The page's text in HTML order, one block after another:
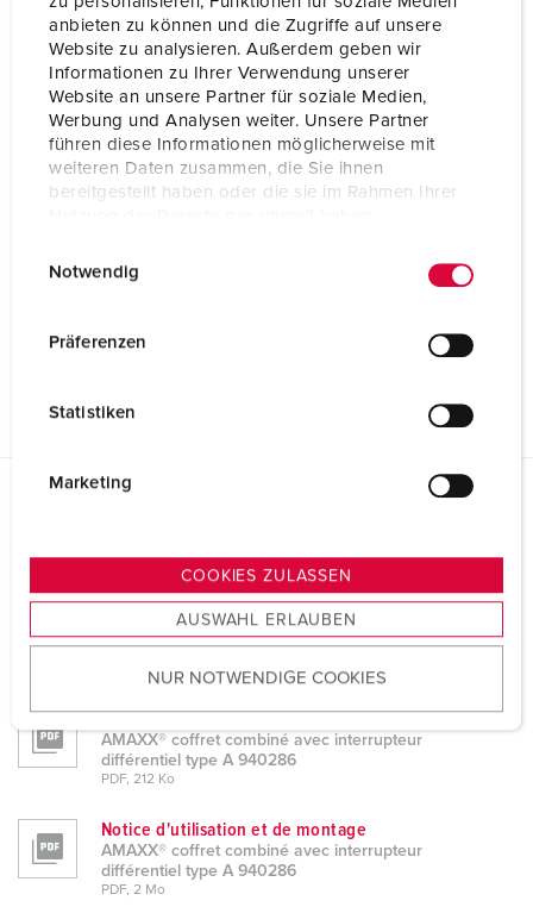
anbieten zu können und die Zugriffe auf unsere
Website zu analysieren. Außerdem geben wir
Informationen zu Ihrer Verwendung unserer
Website an unsere Partner für soziale Medien,
Werbung und Analysen weiter. Unsere Partner
führen diese Informationen möglicherweise mit
weiteren Daten zusammen, die Sie ihnen
bereitgestellt haben oder die sie im Rahmen Ihrer
s
u
w
h
Notwendig
Präferenzen
Statistiken
Marketing
COOKIES ZULASSEN
AUSWAHL ERLAUBEN
NUR NOTWENDIGE COOKIES
type A 940286
Information sur le produit
AMAXX® coffret combiné avec interrupteur
différentiel type A 940286
PDF, 161 Ko
Une déclaration de conformité
AMAXX® coffret combiné avec interrupteur
différentiel type A 940286
PDF, 212 Ko
Notice d'utilisation et de montage
AMAXX® coffret combiné avec interrupteur
différentiel type A 940286
PDF, 2 Mo